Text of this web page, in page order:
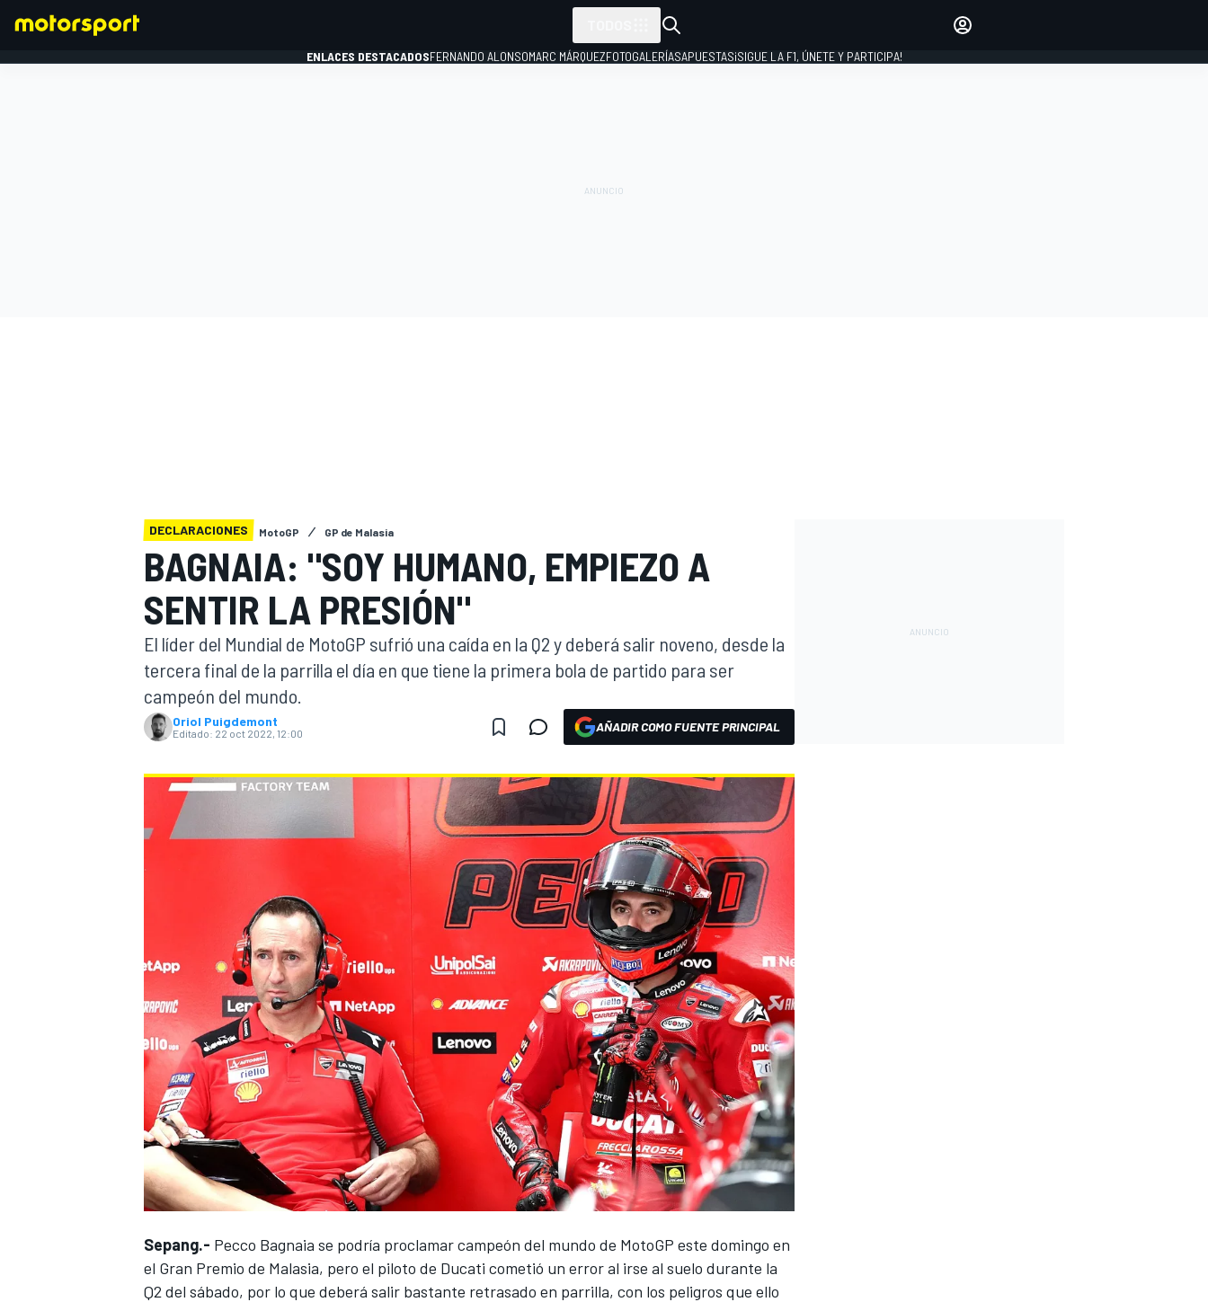
WEC
ENLACES DESTACADOSFERNANDO ALONSOMARC MÁRQUEZFOTOGALERÍASAPUESTAS¡SIGUE LA F1, ÚNETE Y PARTICIPA!
DECLARACIONES MotoGP GP de Malasia
BAGNAIA: "SOY HUMANO, EMPIEZO A
SENTIR LA PRESIÓN"
El líder del Mundial de MotoGP sufrió una caída en la Q2 y deberá salir noveno, desde la
tercera final de la parrilla el día en que tiene la primera bola de partido para ser
campeón del mundo.
Oriol Puigdemont
Editado: 22 oct 2022, 12:00 AÑADIR COMO FUENTE PRINCIPAL
Sepang.- Pecco Bagnaia se podría proclamar campeón del mundo de MotoGP este domingo en
el Gran Premio de Malasia, pero el piloto de Ducati cometió un error al irse al suelo durante la
Q2 del sábado, por lo que deberá salir bastante retrasado en parrilla, con los peligros que ello